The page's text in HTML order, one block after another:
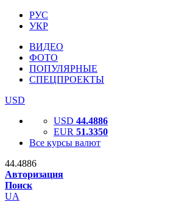
РУС
УКР
ВИДЕО
ФОТО
ПОПУЛЯРНЫЕ
СПЕЦПРОЕКТЫ
USD
USD 44.4886
EUR 51.3350
Все курсы валют
44.4886
Авторизация
Поиск
UA